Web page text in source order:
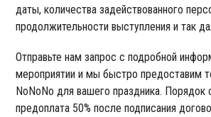
даты, количества задействованного
продолжительности выступления и так
Отправьте нам запрос с подробной
мероприятии и мы быстро предоставим
NoNoNo для вашего праздника. Порядок
предоплата 50% после подписания